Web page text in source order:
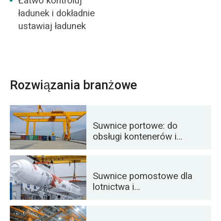
nierdzewnej Światło
awaryjne Gaśnica
Oprócz
powyżej, kabinę
operatora dźwigu
można […]
ładunek i dokładnie
ustawiaj ładunek
Rozwiązania branżowe
Suwnice portowe: do
obsługi kontenerów i
Suwnice pomostowe dla
lotnictwa i